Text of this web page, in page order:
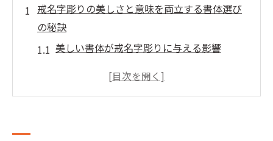
戒名字彫りの美しさと意味を両立する書体選び
の秘訣
美しい書体が戒名字彫りに与える影響
意味を込めた書体選びの重要性